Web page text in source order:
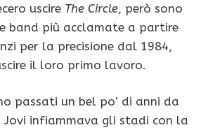
uscire The Circle, però sono
band più acclamate a partire
per la precisione dal 1984,
il loro primo lavoro.
passati un bel po’ di anni da
Jovi infiammava gli stadi con la